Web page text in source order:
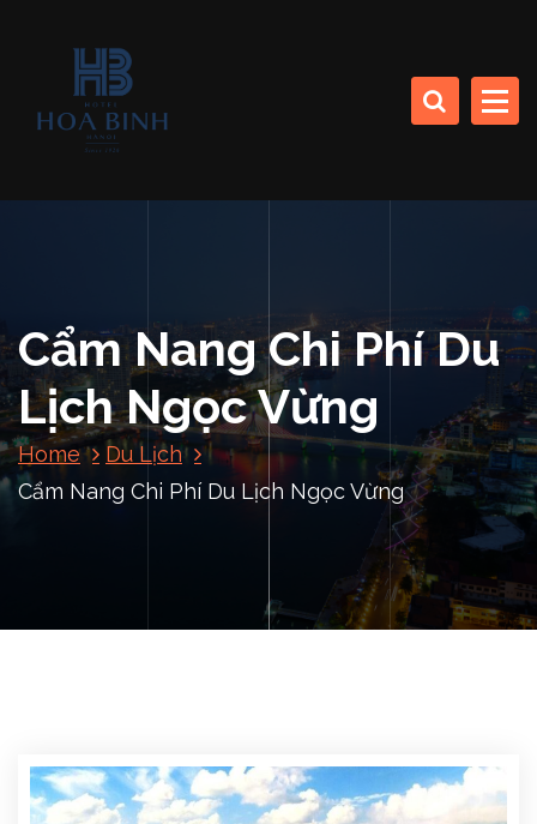
t
CÔNG TY CP SINH THÁI BIỂN (KHÁCH SẠN HÒA BÌNH)
Cẩm Nang Chi Phí Du
Lịch Ngọc Vừng
Home
Du Lịch
Cẩm Nang Chi Phí Du Lịch Ngọc Vừng